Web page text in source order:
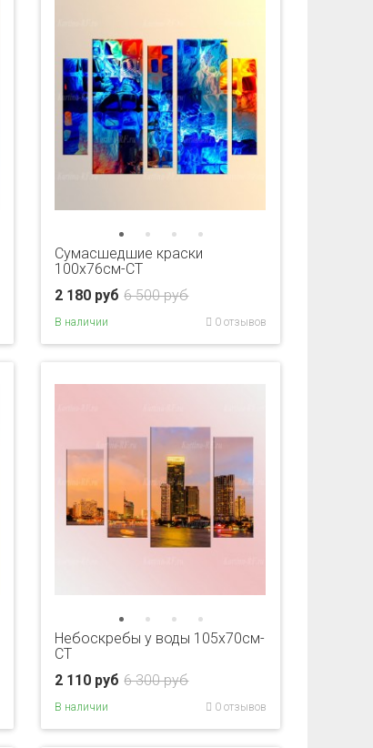
Сумасшедшие краски
100х76см-CT
6 500 руб
2 180 руб
В наличии 0 отзывов
Небоскребы у воды 105х70см-
CT
6 300 руб
2 110 руб
В наличии 0 отзывов